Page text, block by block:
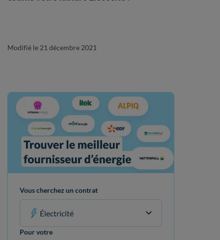
Vous cherchez un contrat
Électricité
Pour votre
Modifié le 21 décembre 2021